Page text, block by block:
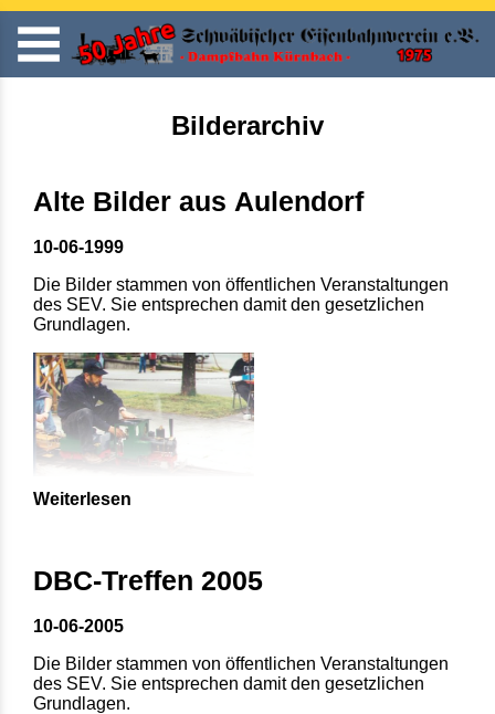
Bilderarchiv
Alte Bilder aus Aulendorf
10-06-1999
Die Bilder stammen von öffentlichen Veranstaltungen
des SEV. Sie entsprechen damit den gesetzlichen
Grundlagen.
Weiterlesen
DBC-Treffen 2005
10-06-2005
Die Bilder stammen von öffentlichen Veranstaltungen
des SEV. Sie entsprechen damit den gesetzlichen
Grundlagen.